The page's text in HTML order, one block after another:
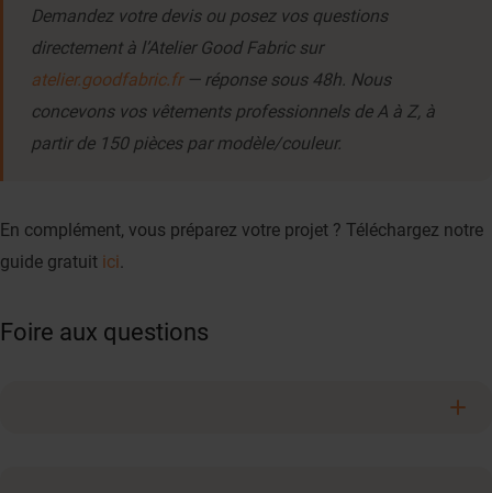
Demandez votre devis ou posez vos questions
directement à l’Atelier Good Fabric sur
atelier.goodfabric.fr— réponse sous 48h. Nous
concevons vos vêtements professionnels de A à Z, à
partir de 150 pièces par modèle/couleur.
En complément, vous préparez votre projet ? Téléchargez notre
guide gratuit ici.
Foire aux questions